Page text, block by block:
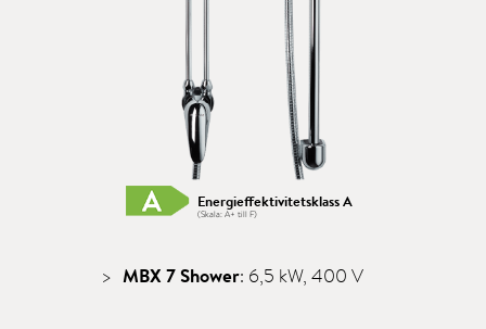
Energieffektivitetsklass A
(Skala: A+ till F)
MBX 7 Shower: 6,5 kW, 400 V